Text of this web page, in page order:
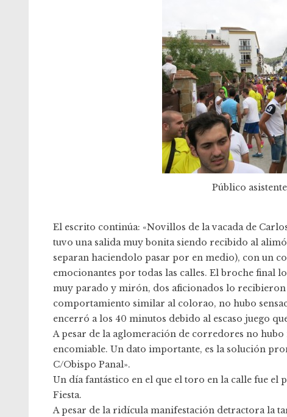
Público
El escrito continúa: «Novillos de la vacada de
tuvo una salida muy bonita siendo recibido al
separan haciendolo pasar por en medio), con un
emocionantes por todas las calles. El broche final
muy parado y mirón, dos aficionados lo
comportamiento similar al colorao, no hubo
encerró a los 40 minutos debido al escaso juego
A pesar de la aglomeración de corredores no
encomiable. Un dato importante, es la solución
C/Obispo Panal».
Un día fantástico en el que el toro en la calle fue el
Fiesta.
A pesar de la ridícula manifestación detractora la